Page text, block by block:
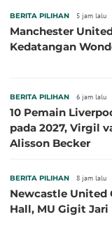
BERITA PILIHAN 5 jam lalu
Manchester
Kedatangan
BERITA PILIHAN 6 jam lalu
10 Pemain
pada 2027, Virgil
Alisson Becker
BERITA PILIHAN 8 jam lalu
Newcastle United
Hall, MU Gigit Jari